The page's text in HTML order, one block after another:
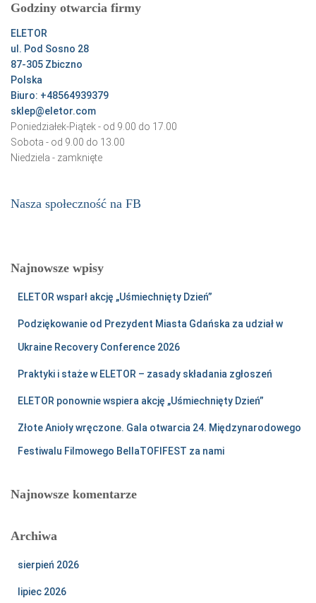
j
:
Godziny otwarcia firmy
ELETOR
ul. Pod Sosno 28
87-305 Zbiczno
Polska
Biuro: +48564939379
sklep@eletor.com
Poniedziałek-Piątek - od 9.00 do 17.00
Sobota - od 9.00 do 13.00
Niedziela - zamknięte
Nasza społeczność na FB
Najnowsze wpisy
ELETOR wsparł akcję „Uśmiechnięty Dzień”
Podziękowanie od Prezydent Miasta Gdańska za udział w
Ukraine Recovery Conference 2026
Praktyki i staże w ELETOR – zasady składania zgłoszeń
ELETOR ponownie wspiera akcję „Uśmiechnięty Dzień”
Złote Anioły wręczone. Gala otwarcia 24. Międzynarodowego
Festiwalu Filmowego BellaTOFIFEST za nami
Najnowsze komentarze
Archiwa
sierpień 2026
lipiec 2026